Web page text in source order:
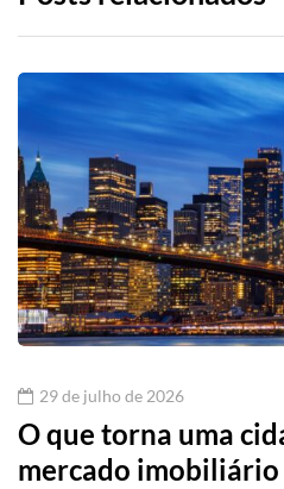
29 de julho de 2026
O que torna uma
mercado imobiliário